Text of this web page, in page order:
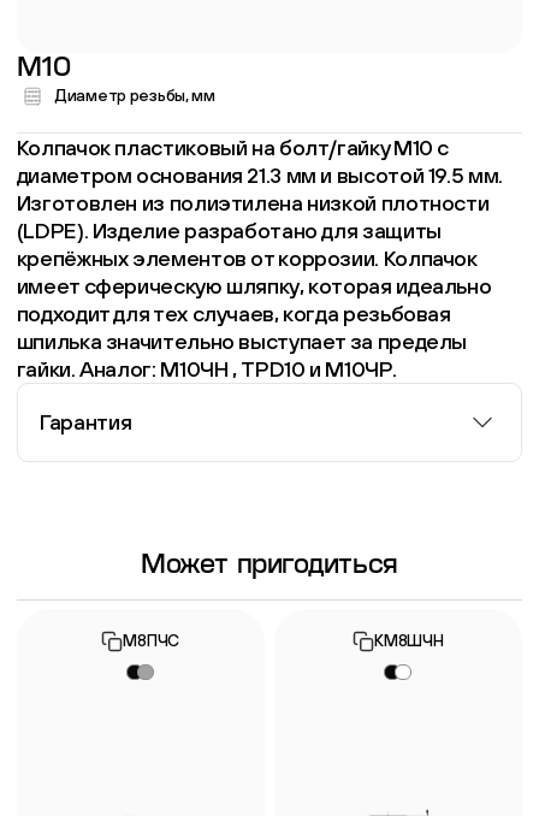
M10
Диаметр резьбы, мм
Колпачок пластиковый на болт/гайку M10 с
диаметром основания 21.3 мм и высотой 19.5 мм.
Изготовлен из полиэтилена низкой плотности
(LDPE). Изделие разработано для защиты
крепёжных элементов от коррозии. Колпачок
имеет сферическую шляпку, которая идеально
подходит для тех случаев, когда резьбовая
шпилька значительно выступает за пределы
гайки. Аналог: М10ЧН , TPD10 и М10ЧР.
Гарантия
Информация о гарантии
Может пригодиться
М8ПЧС КМ8ШЧН